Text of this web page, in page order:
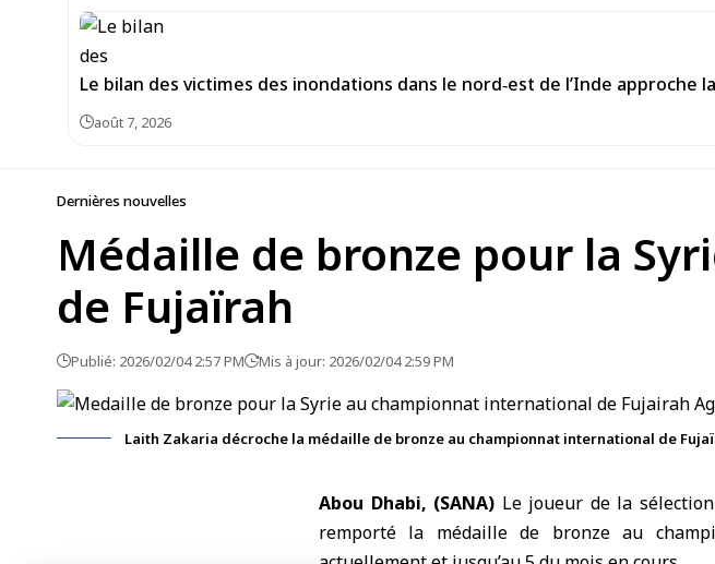
Le bilan des victimes des inondations dans le nord‑est de l’Inde approche
août 7, 2026
Dernières nouvelles
Médaille de bronze pour la
de Fujaïrah
Publié: 2026/02/04 2:57 PM Mis à jour: 2026/02/04 2:59 PM
Laith Zakaria décroche la médaille de bronze au championnat international de
Abou Dhabi, (SANA) Le joueur de la
remporté la médaille de bronze au